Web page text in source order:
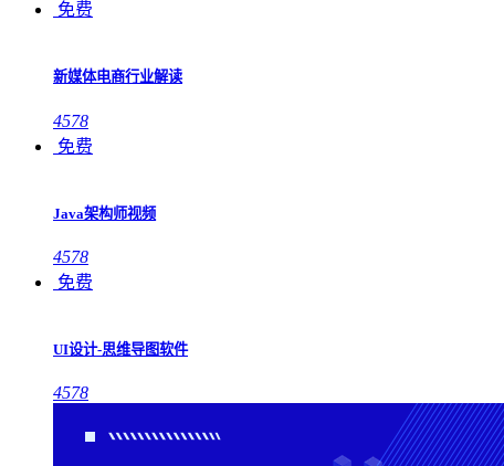
免费
新媒体电商行业解读
4578
免费
Java架构师视频
4578
免费
UI设计-思维导图软件
4578